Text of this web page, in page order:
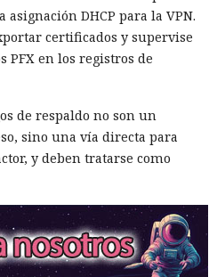
DHCP para la VPN.
certificados y supervise
PFX en los registros de
de respaldo no son un
sino una vía directa para
y deben tratarse como